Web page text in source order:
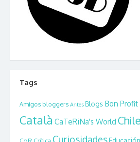
Tags
Amigos bloggers Antes Blogs Bon Profit
Català CaTeRiNa's World Chile
CoR CuriosidadesEducación